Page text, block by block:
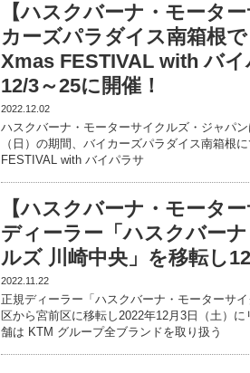
【ハスクバーナ・モータ
カーズパラダイス南箱根
Xmas FESTIVAL with バ
12/3～25に開催！
2022.12.02
ハスクバーナ・モーターサイクルズ・ジャパ
（日）の期間、バイカーズパラダイス南箱根
FESTIVAL with バイパラサ
【ハスクバーナ・モータ
ディーラー「ハスクバー
ルズ 川崎中央」を移転し
2022.11.22
正規ディーラー「ハスクバーナ・モーターサ
区から宮前区に移転し2022年12月3日（土）
舗は KTM グループ全ブランドを取り扱う